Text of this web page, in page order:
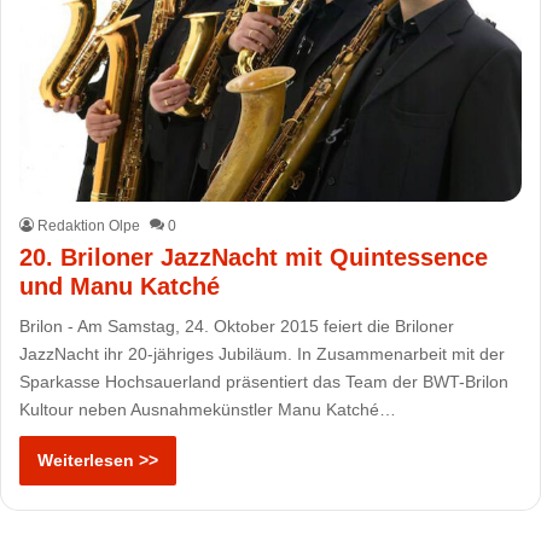
Redaktion Olpe 0
20. Briloner JazzNacht mit Quintessence
und Manu Katché
Brilon - Am Samstag, 24. Oktober 2015 feiert die Briloner
JazzNacht ihr 20-jähriges Jubiläum. In Zusammenarbeit mit der
Sparkasse Hochsauerland präsentiert das Team der BWT-Brilon
Kultour neben Ausnahmekünstler Manu Katché…
Weiterlesen >>